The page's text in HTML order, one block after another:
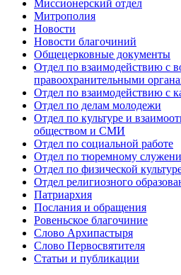
Миссионерский отдел
Митрополия
Новости
Новости благочиний
Общецерковные документы
Отдел по взаимодействию с
правоохранительными
Отдел по взаимодействию с
Отдел по делам молодежи
Отдел по культуре и
обществом и СМИ
Отдел по социальной работе
Отдел по тюремному
Отдел по физической
Отдел религиозного
Патриархия
Послания и обращения
Ровеньское благочиние
Слово Архипастыря
Слово Первосвятителя
Статьи и публикации